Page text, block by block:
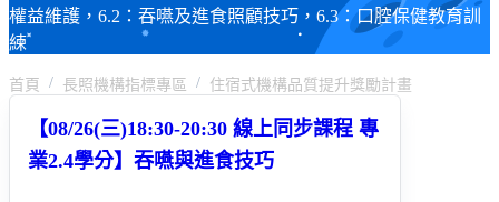
權益維護，6.2：吞嚥及進食照顧技巧，6.3：口腔保健教育訓
練
首頁 長照機構指標專區 住宿式機構品質提升獎勵計畫
【08/26(三)18:30-20:30 線上同步課程 專
業2.4學分】吞嚥與進食技巧